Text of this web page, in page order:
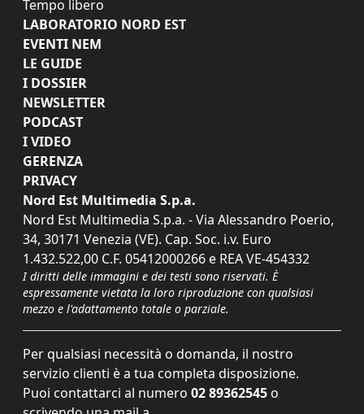
Tempo libero
LABORATORIO NORD EST
EVENTI NEM
LE GUIDE
I DOSSIER
NEWSLETTER
PODCAST
I VIDEO
GERENZA
PRIVACY
Nord Est Multimedia S.p.a.
Nord Est Multimedia S.p.a. - Via Alessandro Poerio,
34, 30171 Venezia (VE). Cap. Soc. i.v. Euro
1.432.522,00 C.F. 05412000266 e REA VE-454332
I diritti delle immagini e dei testi sono riservati. È
espressamente vietata la loro riproduzione con qualsiasi
mezzo e l'adattamento totale o parziale.
Per qualsiasi necessità o domanda, il nostro
servizio clienti è a tua completa disposizione.
Puoi contattarci al numero 02 89362545 o